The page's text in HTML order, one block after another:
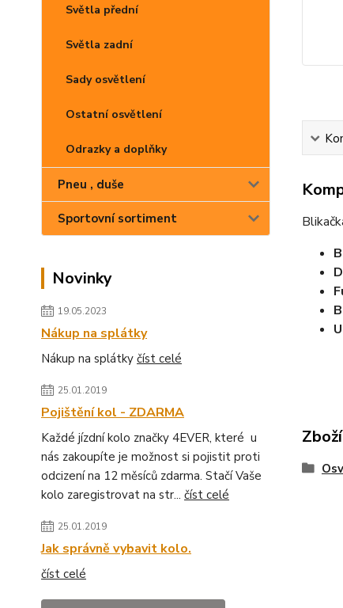
Světla přední
Světla zadní
Sady osvětlení
Ostatní osvětlení
Odrazky a doplňky
Pneu , duše
Sportovní sortiment
Novinky
19.05.2023
Nákup na splátky
Nákup na splátky číst celé
25.01.2019
Pojištění kol - ZDARMA
Každé jízdní kolo značky 4EVER, které u
nás zakoupíte je možnost si pojistit proti
odcizení na 12 měsíců zdarma. Stačí Vaše
kolo zaregistrovat na str... číst celé
25.01.2019
Jak správně vybavit kolo.
číst celé